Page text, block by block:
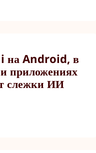
на Android, в
приложениях
слежки ИИ